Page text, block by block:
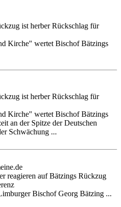
ist herber Rückschlag für
Kirche" wertet Bischof Bätzings
ist herber Rückschlag für
Kirche" wertet Bischof Bätzings
an der Spitze der Deutschen
Schwächung ...
reagieren auf Bätzings Rückzug
Bischof Georg Bätzing ...